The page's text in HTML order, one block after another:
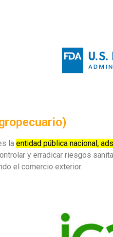
la entidad pública nacional,
y erradicar riesgos
el comercio exterior.